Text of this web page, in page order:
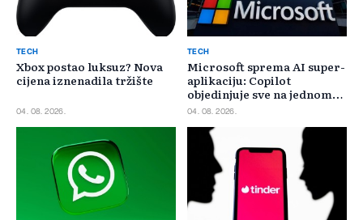
TECH
Xbox postao luksuz? Nova
cijena iznenadila tržište
04. 08. 2026.
TECH
Microsoft sprema AI super-
aplikaciju: Copilot
objedinjuje sve na jednom
mjestu
04. 08. 2026.